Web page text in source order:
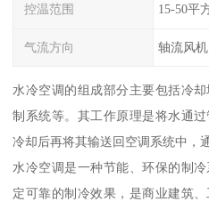
控温范围 15-50平
气流方向 轴流风机
水冷空调的组成部分主要包括冷
制系统等。其工作原理是将水通
冷却后再将其输送回空调系统中，
水冷空调是一种节能、环保的制
定可靠的制冷效果，是商业建筑